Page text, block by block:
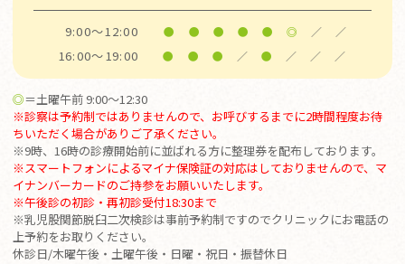
9:00～12:00 ● ● ● ● ● ◎ ／ ／
16:00～19:00 ● ● ● ／ ● ／ ／ ／
◎＝土曜午前 9:00～12:30
※診察は予約制ではありませんので、お呼びするまでに2時間程度お待
ちいただく場合がありご了承ください。
※9時、16時の診療開始前に並ばれる方に整理券を配布しております。
※スマートフォンによるマイナ保険証の対応はしておりませんので、マ
イナンバーカードのご持参をお願いいたします。
※午後診の初診・再初診受付18:30まで
※乳児股関節脱臼二次検診は事前予約制ですのでクリニックにお電話の
上予約をお取りください。
休診日/木曜午後・土曜午後・日曜・祝日・振替休日